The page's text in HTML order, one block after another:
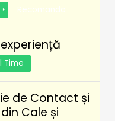
Recomanda
Time
de Contact și
Cale și